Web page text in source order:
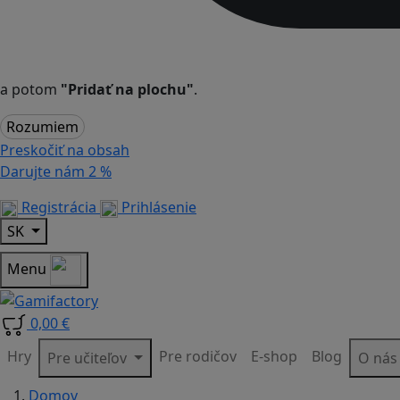
a potom "Pridať na plochu".
Rozumiem
Preskočiť na obsah
Darujte nám 2 %
Registrácia
Prihlásenie
SK
Menu
0,00 €
Hry
Pre učiteľov Pre rodičov E-shop Blog
O nás
Domov